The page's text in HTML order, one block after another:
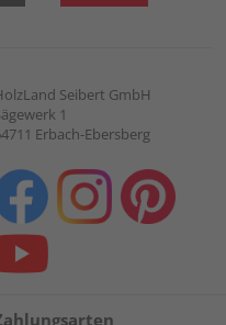
Seibert GmbH
1
Erbach-Ebersberg